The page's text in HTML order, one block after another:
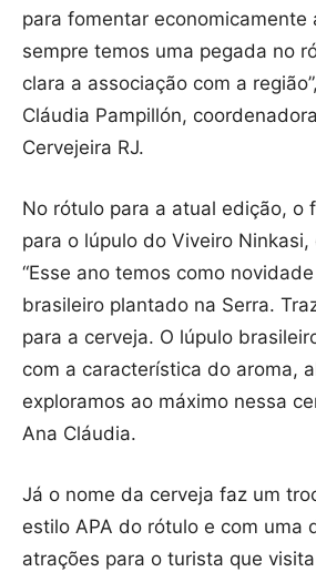
para fomentar economicamente
sempre temos uma pegada no
clara a associação com a
Cláudia Pampillón,
Cervejeira RJ.
No rótulo para a atual edição, o
para o lúpulo do Viveiro Ninkasi,
“Esse ano temos como
brasileiro plantado na Serra.
para a cerveja. O lúpulo
com a característica do aroma,
exploramos ao máximo nessa
Ana Cláudia.
Já o nome da cerveja faz um
estilo APA do rótulo e com uma
atrações para o turista que